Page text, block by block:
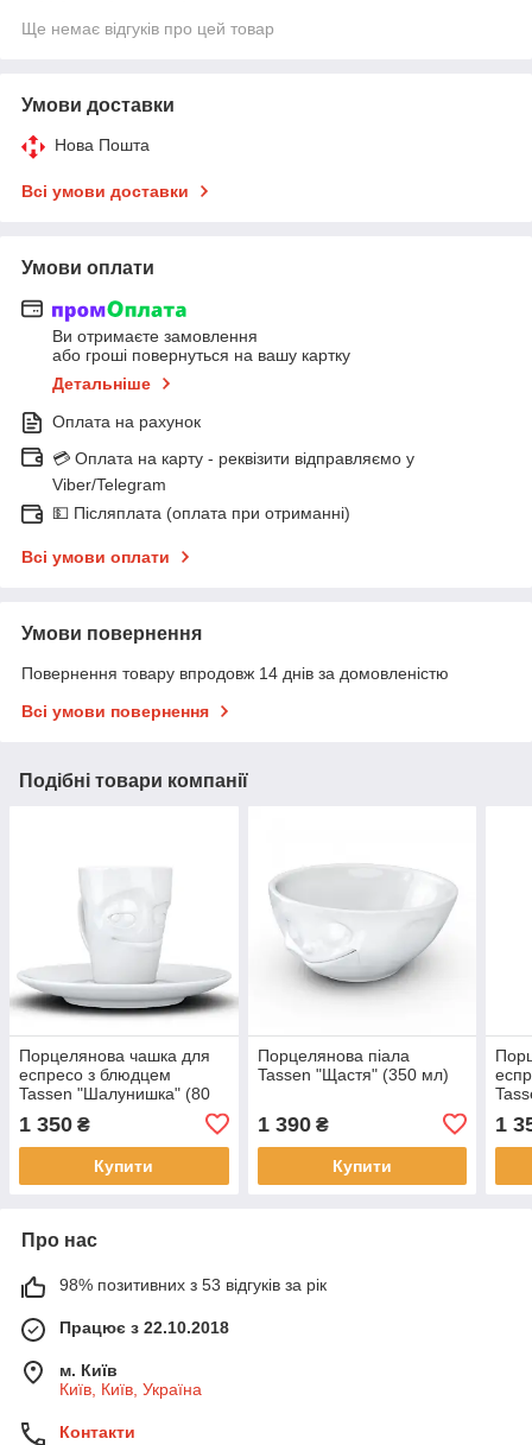
Ще немає відгуків про цей товар
Умови доставки
Нова Пошта
Всі умови доставки
Умови оплати
Ви отримаєте замовлення
або гроші повернуться на вашу картку
Детальніше
Оплата на рахунок
💳 Оплата на карту - реквізити відправляємо у
Viber/Telegram
💵 Післяплата (оплата при отриманні)
Всі умови оплати
Умови повернення
Повернення товару впродовж 14 днів за домовленістю
Всі умови повернення
Подібні товари компанії
Порцелянова чашка для
еспресо з блюдцем
Tassen "Шалунишка" (80
1 350 ₴
Купити
Порцелянова піала
Tassen "Щастя" (350 мл)
1 390₴
Купити
1
Про нас
98% позитивних з 53 відгуків за рік
Працює з 22.10.2018
м. Київ
Київ, Київ, Україна
Контакти